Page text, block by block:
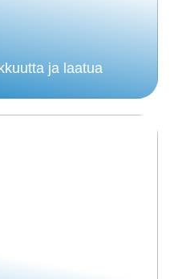
ja laatua